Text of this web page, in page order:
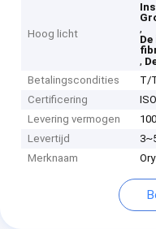
Hoog licht
,
,
Betalingscondities
T/
Certificering
Levering vermogen
Levertijd
Merknaam